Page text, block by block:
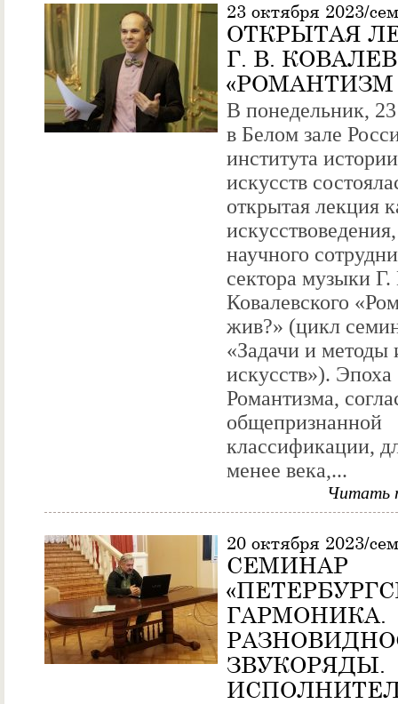
23 октября 2023/
ОТКРЫТАЯ
Г. В.
«РОМАНТИЗМ
В понедельник,
в Белом зале
института истории
искусств
открытая лекция
искусствоведения,
научного
сектора музыки
Ковалевского
жив?» (цикл
«Задачи и методы
искусств»). Эпоха
Романтизма,
общепризнанной
классификации,
менее века,...
Читать
20 октября 2023/
СЕМИНАР
ГАРМОНИКА.
ЗВУКОРЯДЫ.